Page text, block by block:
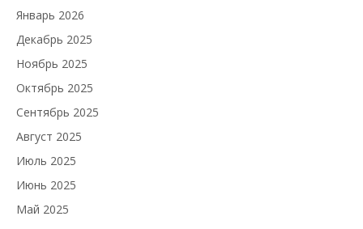
Январь 2026
Декабрь 2025
Ноябрь 2025
Октябрь 2025
Сентябрь 2025
Август 2025
Июль 2025
Июнь 2025
Май 2025